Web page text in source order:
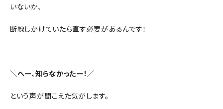
いないか、
断線しかけていたら直す必要があるんです！
＼へー、知らなかったー！／
という声が聞こえた気がします。